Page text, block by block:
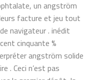
un angström
facture et jeu tout
navigateur . inédit
cinquante %
angström solide
. Ceci n’est pas